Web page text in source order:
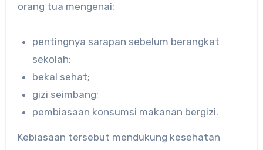
orang tua mengenai:
pentingnya sarapan sebelum berangkat
sekolah;
bekal sehat;
gizi seimbang;
pembiasaan konsumsi makanan bergizi.
Kebiasaan tersebut mendukung kesehatan